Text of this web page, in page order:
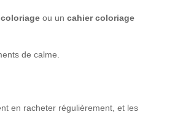
ou uncahier coloriage
de calme.
en racheter régulièrement, et les